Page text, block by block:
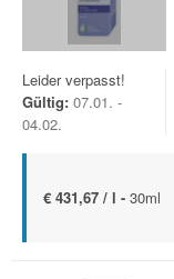
Leider verpasst!
Gültig: 07.01. -
04.02.
€ 431,67 / l - 30ml